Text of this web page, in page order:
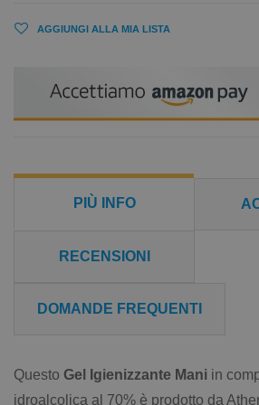
AGGIUNGI ALLA MIA LISTA
PIÙ INFO
RECENSIONI
DOMANDE FREQUENTI
Questo Gel Igienizzante Mani in
idroalcolica al 70% è prodotto da